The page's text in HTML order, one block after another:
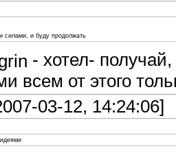
силами, и буду продолжать
- хотел-
всем от этого
03-12, 14:24:06]